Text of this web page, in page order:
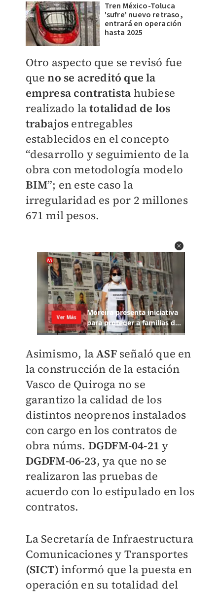
Tren México-Toluca
'sufre' nuevo retraso,
entrará en operación
hasta 2025
Otro aspecto que se revisó fue
queno se acreditó que la
empresa contratista hubiese
realizado latotalidad de los
trabajos entregables
establecidos en el concepto
“desarrollo y seguimiento de la
obra con metodología modelo
BIM”; en este caso la
irregularidad es por 2 millones
671 mil pesos.
Asimismo, laASF señaló que en
la construcción de la estación
Vasco de Quiroga no se
garantizo la calidad de los
distintos neoprenos instalados
con cargo en los contratos de
obra núms. DGDFM-04-21 y
DGDFM-06-23, ya que no se
realizaron las pruebas de
acuerdo con lo estipulado en los
contratos.
La Secretaría de Infraestructura
Comunicaciones y Transportes
(SICT) informó que la puesta en
operación en su totalidad del